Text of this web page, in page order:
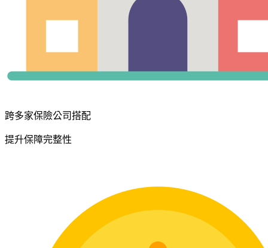
跨多家保險公司搭配
提升保障完整性